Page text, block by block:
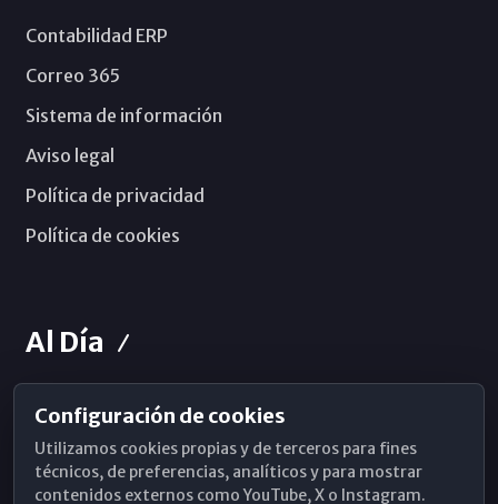
Contabilidad ERP
Correo 365
Sistema de información
Aviso legal
Política de privacidad
Política de cookies
Al Día
Horarios de Misa
Hemeroteca
Configuración de cookies
Utilizamos cookies propias y de terceros para fines
técnicos, de preferencias, analíticos y para mostrar
contenidos externos como YouTube, X o Instagram.